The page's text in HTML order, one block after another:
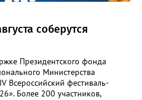
соберутся
Президентского фонда
Министерства
Всероссийский фестиваль-
Более 200 участников,